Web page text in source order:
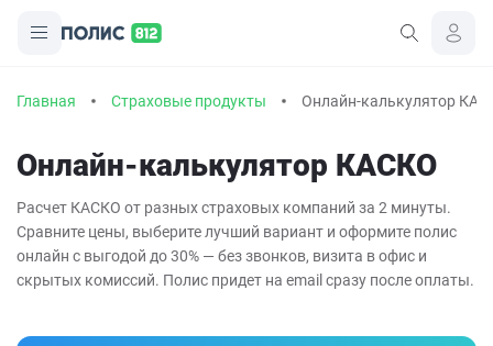
Главная Страховые продукты Онлайн-калькулятор
Онлайн-калькулятор КАСКО
Расчет КАСКО от разных страховых компаний за 2 минуты.
Сравните цены, выберите лучший вариант и оформите полис
онлайн с выгодой до 30% — без звонков, визита в офис и
скрытых комиссий. Полис придет на email сразу после оплаты.